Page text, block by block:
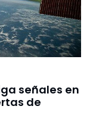
señales en
de